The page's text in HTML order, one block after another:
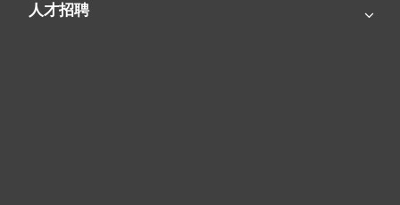
（b)后部防雀网罩设计有效增加了进风效率，更利于电机散热，并
人才招聘